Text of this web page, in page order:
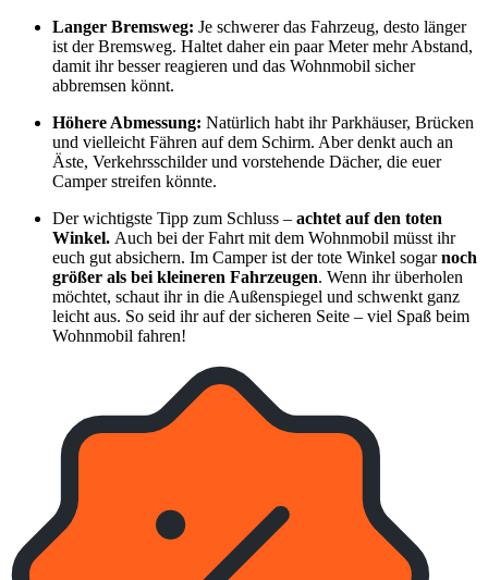
Langer Bremsweg: Je schwerer das Fahrzeug, desto länger
ist der Bremsweg. Haltet daher ein paar Meter mehr Abstand,
damit ihr besser reagieren und das Wohnmobil sicher
abbremsen könnt.
Höhere Abmessung: Natürlich habt ihr Parkhäuser, Brücken
und vielleicht Fähren auf dem Schirm. Aber denkt auch an
Äste, Verkehrsschilder und vorstehende Dächer, die euer
Camper streifen könnte.
Der wichtigste Tipp zum Schluss – achtet auf den toten
Winkel. Auch bei der Fahrt mit dem Wohnmobil müsst ihr
euch gut absichern. Im Camper ist der tote Winkel sogarnoch
größer als bei kleineren Fahrzeugen. Wenn ihr überholen
möchtet, schaut ihr in die Außenspiegel und schwenkt ganz
leicht aus. So seid ihr auf der sicheren Seite – viel Spaß beim
Wohnmobil fahren!